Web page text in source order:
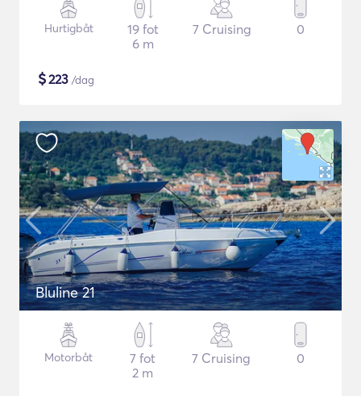
Hurtigbåt
19 fot
6 m
7 Cruising 0
$223 /dag
Bluline 21
Motorbåt
7 fot
2 m
7 Cruising 0